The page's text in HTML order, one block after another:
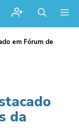
em Fórum de
da